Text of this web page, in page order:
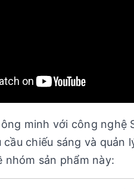
minh với công nghệ
chiếu sáng và quản
nhóm sản phẩm này: